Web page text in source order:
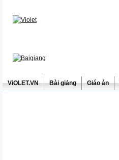
ViOLET.VN Bài giảng Giáo án